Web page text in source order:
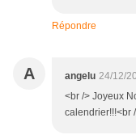
Répondre
A angelu 24/12/
<br /> Joyeux
calendrier!!!<br